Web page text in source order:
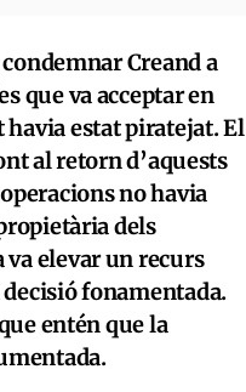
Creand a
que va acceptar en
havia estat piratejat. El
al retorn d’aquests
no havia
dels
va elevar un recurs
fonamentada.
entén que la